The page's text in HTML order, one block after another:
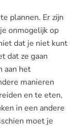
plannen. Er zijn
onmogelijk op
dat je niet kunt
dat ze gaan
aan het
manieren
en te eten,
in een andere
moet je